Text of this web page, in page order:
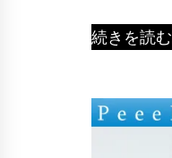
続きを読む